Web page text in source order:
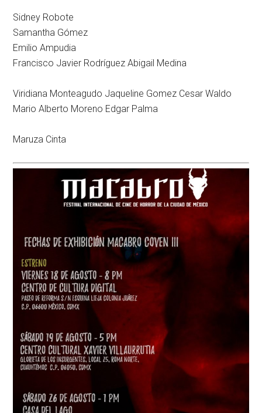
Sidney Robote
Samantha Gómez
Emilio Ampudia
Francisco Javier Rodríguez Abigail Medina
Viridiana Monteagudo Jaqueline Gomez Cesar Waldo
Mario Alberto Moreno Edgar Palma
Maruza Cinta